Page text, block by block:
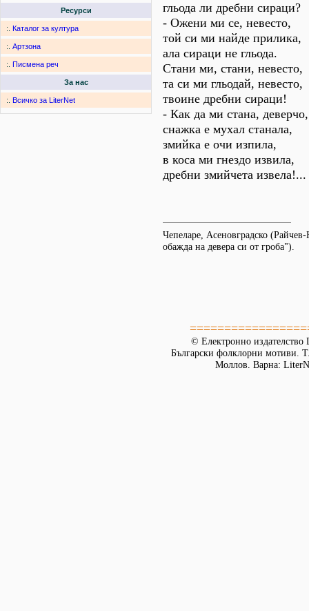
Ресурси
:. Каталог за култура
:. Артзона
:. Писмена реч
За нас
:. Всичко за LiterNet
гльода ли дребни сираци?
- Ожени ми се, невесто,
той си ми найде прилика,
ала сираци не гльода.
Стани ми, стани, невесто,
та си ми гльодай, невесто,
твоине дребни сираци!
- Как да ми стана, деверчо,
снажка е мухал станала,
змийка е очи изпила,
в коса ми гнездо извила,
дребни змийчета извела!...
Чепеларе, Асеновградско
обажда на девера си от гроба").
© Електронно издателство
Български фолклорни мотиви.
Моллов. Варна: